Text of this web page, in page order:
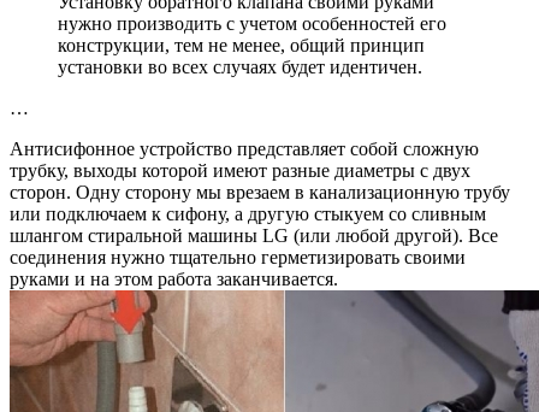
нужно производить с учетом особенностей его
конструкции, тем не менее, общий принцип
установки во всех случаях будет идентичен.
…
Антисифонное устройство представляет собой сложную
трубку, выходы которой имеют разные диаметры с двух
сторон. Одну сторону мы врезаем в канализационную трубу
или подключаем к сифону, а другую стыкуем со сливным
шлангом стиральной машины LG (или любой другой). Все
соединения нужно тщательно герметизировать своими
руками и на этом работа заканчивается.